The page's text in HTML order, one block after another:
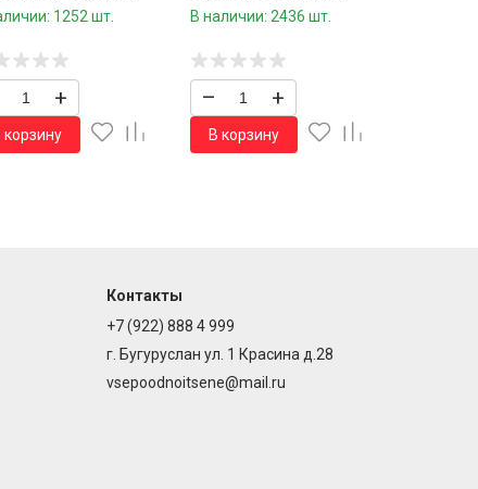
1252 шт.
+
корзину
В наличии: 2436 шт.
– +
В корзину
Контакты
+7 (922) 888 4 999
г. Бугуруслан ул. 1 Красина д.28
vsepoodnoitsene@mail.ru